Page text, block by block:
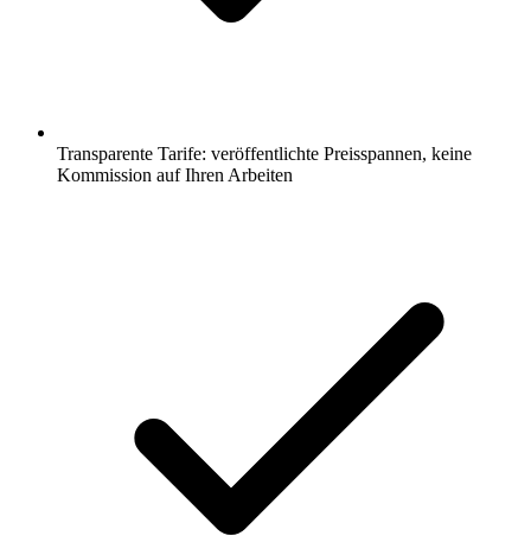
Transparente Tarife: veröffentlichte Preisspannen, keine
Kommission auf Ihren Arbeiten